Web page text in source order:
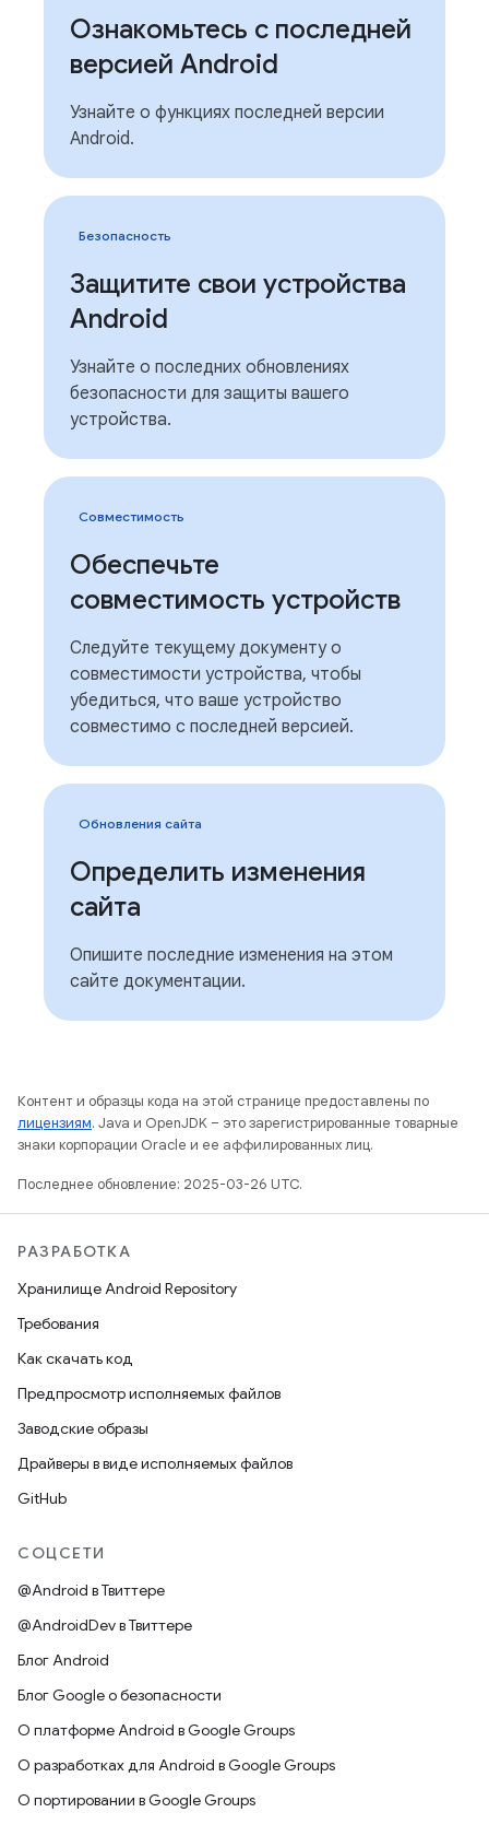
Ознакомьтесь с последней
версией Android
Узнайте о функциях последней версии
Android.
Безопасность
Защитите свои устройства
Android
Узнайте о последних обновлениях
безопасности для защиты вашего
устройства.
Совместимость
Обеспечьте
совместимость устройств
Следуйте текущему документу о
совместимости устройства, чтобы
убедиться, что ваше устройство
совместимо с последней версией.
Обновления сайта
Определить изменения
сайта
Опишите последние изменения на этом
сайте документации.
Контент и образцы кода на этой странице предоставлены по
лицензиям. Java и OpenJDK – это зарегистрированные товарные
знаки корпорации Oracle и ее аффилированных лиц.
Последнее обновление: 2025-03-26 UTC.
РАЗРАБОТКА
Хранилище Android Repository
Требования
Как скачать код
Предпросмотр исполняемых файлов
Заводские образы
Драйверы в виде исполняемых файлов
GitHub
СОЦСЕТИ
@Android в Твиттере
@AndroidDev в Твиттере
Блог Android
Блог Google о безопасности
О платформе Android в Google Groups
О разработках для Android в Google Groups
О портировании в Google Groups